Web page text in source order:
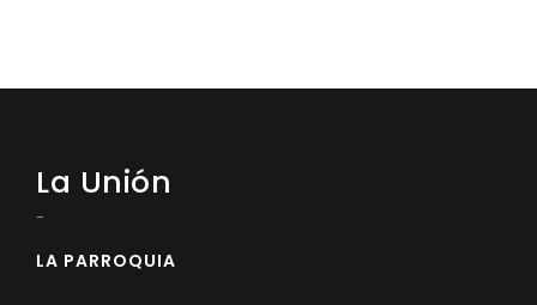
La Unión
-
LA PARROQUIA